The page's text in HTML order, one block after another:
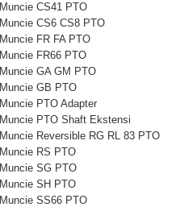
Muncie CS41 PTO
Muncie CS6 CS8 PTO
Muncie FR FA PTO
Muncie FR66 PTO
Muncie GA GM PTO
Muncie GB PTO
Muncie PTO Adapter
Muncie PTO Shaft Ekstensi
Muncie Reversible RG RL 83 PTO
Muncie RS PTO
Muncie SG PTO
Muncie SH PTO
Muncie SS66 PTO